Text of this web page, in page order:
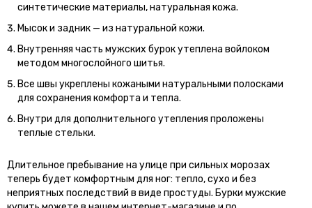
синтетические материалы, натуральная кожа.
Мысок и задник — из натуральной кожи.
Внутренняя часть мужских бурок утеплена войлоком
методом многослойного шитья.
Все швы укреплены кожаными натуральными полосками
для сохранения комфорта и тепла.
Внутри для дополнительного утепления проложены
теплые стельки.
Длительное пребывание на улице при сильных морозах
теперь будет комфортным для ног: тепло, сухо и без
неприятных последствий в виде простуды. Бурки мужские